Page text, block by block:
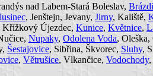
nad Labem-Stará Boleslav,
, Jenštejn, Jevany, Jirny, Kaliště,
Újezdec, Kunice, Květnice,
Nupaky, Odolena Voda,
Šestajovice, Sibřina, Škvorec, Sluhy,
, Větrušice, Vlkančice, Vodochody,